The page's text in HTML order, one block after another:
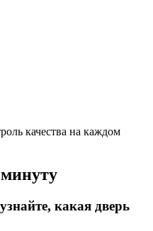
качества на каждом
какая дверь